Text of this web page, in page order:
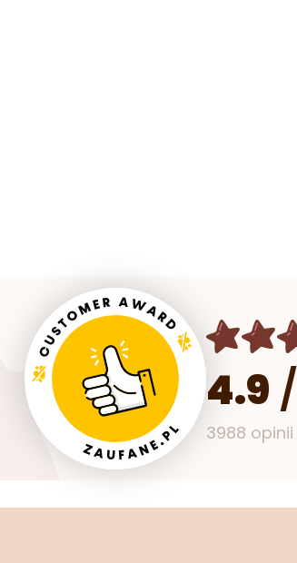
4.9 /
3988 opinii